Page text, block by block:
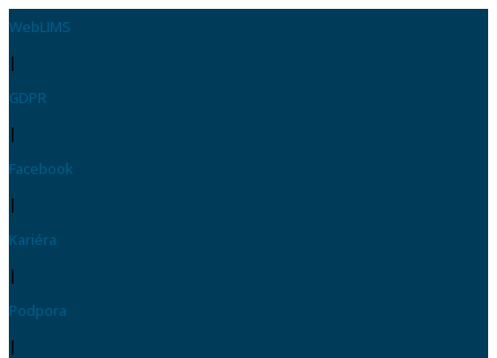
WebLIMS
|
GDPR
|
Facebook
|
Kariéra
|
Podpora
|